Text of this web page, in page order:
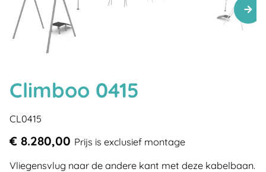
Climboo 0415
CL0415
€ 8.280,00 Prijs is exclusief montage
Vliegensvlug naar de andere kant met deze kabelbaan.